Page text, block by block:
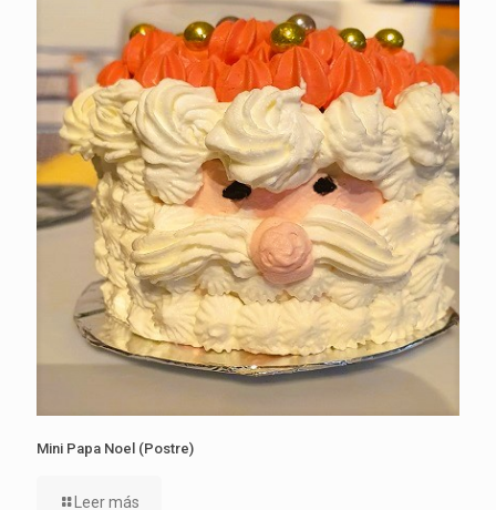
Mini Papa Noel (Postre)
Leer más